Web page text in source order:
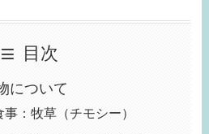
目次
について
事：牧草（チモシー）